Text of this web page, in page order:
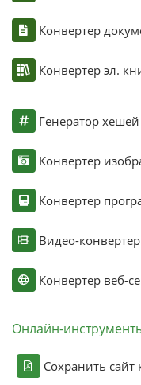
Конвертер
Конвертер эл.
Генератор хешей
Конвертер
Конвертер
Видео-конвертер
Конвертер веб-
Онлайн-
Сохранить сайт